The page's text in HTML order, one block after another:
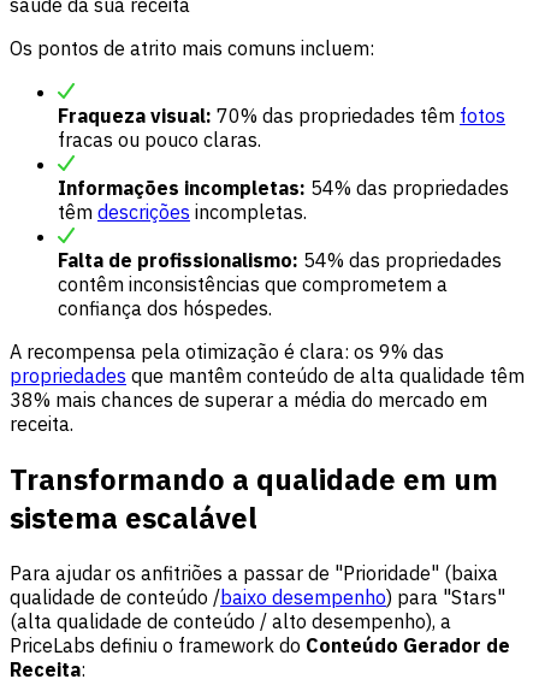
saúde da sua receita
Os pontos de atrito mais comuns incluem:
Fraqueza visual: 70% das propriedades têm fotos
fracas ou pouco claras.
Informações incompletas: 54% das propriedades
têm descrições incompletas.
Falta de profissionalismo: 54% das propriedades
contêm inconsistências que comprometem a
confiança dos hóspedes.
A recompensa pela otimização é clara: os 9% das
propriedades que mantêm conteúdo de alta qualidade têm
38% mais chances de superar a média do mercado em
receita.
Transformando a qualidade em um
sistema escalável
Para ajudar os anfitriões a passar de "Prioridade" (baixa
qualidade de conteúdo /baixo desempenho) para "Stars"
(alta qualidade de conteúdo / alto desempenho), a
PriceLabs definiu o framework do Conteúdo Gerador de
Receita: